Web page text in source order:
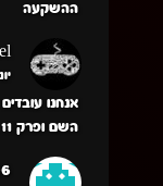
ההשקעה
יוני
השם ופרק 11 אחר כך כי הוא פרק של…